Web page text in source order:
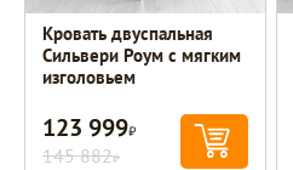
Кровать двуспальная
Сильвери Роум с мягким
изголовьем
123 999Р
145 882Р